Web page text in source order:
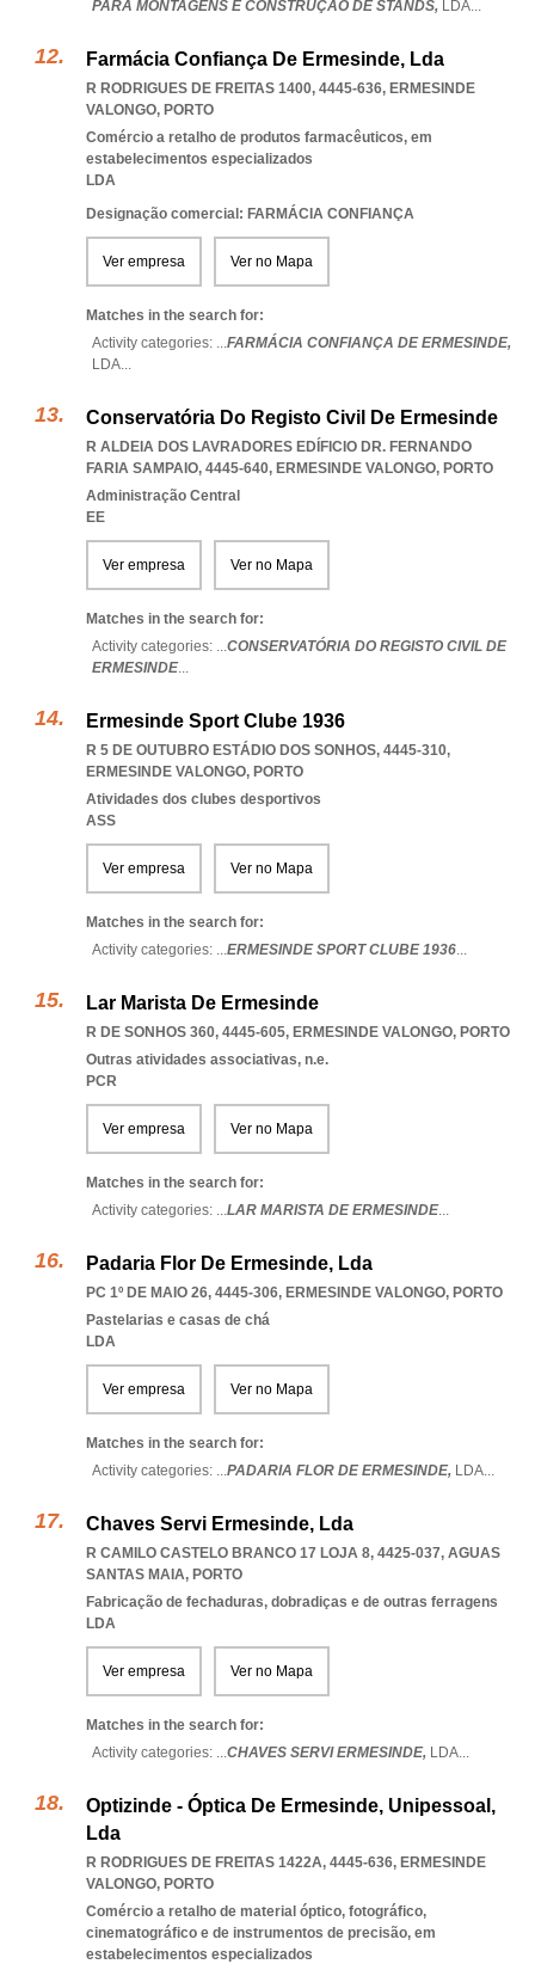
PARA MONTAGENS E CONSTRUÇÃO DE STANDS, LDA...
Farmácia Confiança De Ermesinde, Lda
R RODRIGUES DE FREITAS 1400, 4445-636, ERMESINDE
VALONGO, PORTO
Comércio a retalho de produtos farmacêuticos, em
estabelecimentos especializados
LDA
Designação comercial: FARMÁCIA CONFIANÇA
Ver empresa Ver no Mapa
Matches in the search for:
Activity categories: ...FARMÁCIA CONFIANÇA DE ERMESINDE,
LDA...
Conservatória Do Registo Civil De Ermesinde
R ALDEIA DOS LAVRADORES EDÍFICIO DR. FERNANDO
FARIA SAMPAIO, 4445-640, ERMESINDE VALONGO, PORTO
Administração Central
EE
Ver empresa Ver no Mapa
Matches in the search for:
Activity categories: ...CONSERVATÓRIA DO REGISTO CIVIL DE
ERMESINDE...
Ermesinde Sport Clube 1936
R 5 DE OUTUBRO ESTÁDIO DOS SONHOS, 4445-310,
ERMESINDE VALONGO, PORTO
Atividades dos clubes desportivos
ASS
Ver empresa Ver no Mapa
Matches in the search for:
Activity categories: ...ERMESINDE SPORT CLUBE 1936...
Lar Marista De Ermesinde
R DE SONHOS 360, 4445-605, ERMESINDE VALONGO, PORTO
Outras atividades associativas, n.e.
PCR
Ver empresa Ver no Mapa
Matches in the search for:
Activity categories: ...LAR MARISTA DE ERMESINDE...
Padaria Flor De Ermesinde, Lda
PC 1º DE MAIO 26, 4445-306, ERMESINDE VALONGO, PORTO
Pastelarias e casas de chá
LDA
Ver empresa Ver no Mapa
Matches in the search for:
Activity categories: ...PADARIA FLOR DE ERMESINDE, LDA...
Chaves Servi Ermesinde, Lda
R CAMILO CASTELO BRANCO 17 LOJA 8, 4425-037, AGUAS
SANTAS MAIA, PORTO
Fabricação de fechaduras, dobradiças e de outras ferragens
LDA
Ver empresa Ver no Mapa
Matches in the search for:
Activity categories: ...CHAVES SERVI ERMESINDE, LDA...
Optizinde - Óptica De Ermesinde, Unipessoal,
Lda
R RODRIGUES DE FREITAS 1422A, 4445-636, ERMESINDE
VALONGO, PORTO
Comércio a retalho de material óptico, fotográfico,
cinematográfico e de instrumentos de precisão, em
estabelecimentos especializados